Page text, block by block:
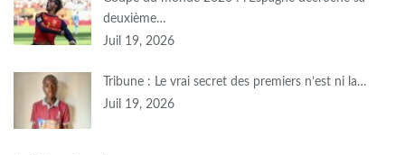
deuxième…
Juil 19, 2026
Tribune : Le vrai secret des premiers n’est ni la…
Juil 19, 2026